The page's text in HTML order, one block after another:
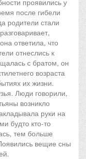
проявились у
после гибели
родители стали
ответила, что
отнеслись к
с братом, он
возраста
их жизни.
Люди говорили,
возникло
руки на
будто кто-то
тем больше
вещие сны